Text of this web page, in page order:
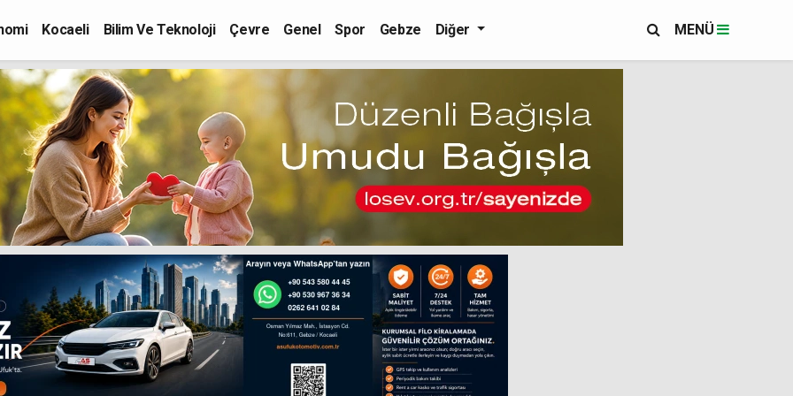
Kocaeli Bilim Ve Teknoloji Çevre Genel Spor Gebze Diğer MENÜ